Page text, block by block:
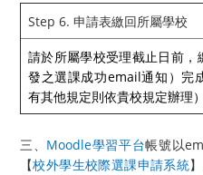
Step 6. 申請表繳回所屬學校
請於所屬學校受理截止日前
發之選課成功email通知）完
有其他規定則依貴校規定辦理）
三、 Moodle學習平台帳號以
【校外學生校際選課申請系統